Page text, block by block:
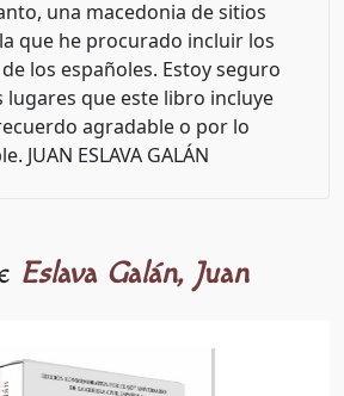
una macedonia de sitios
que he procurado incluir los
los españoles. Estoy seguro
lugares que este libro incluye
agradable o por lo
JUAN ESLAVA GALÁN
Eslava Galán, Juan